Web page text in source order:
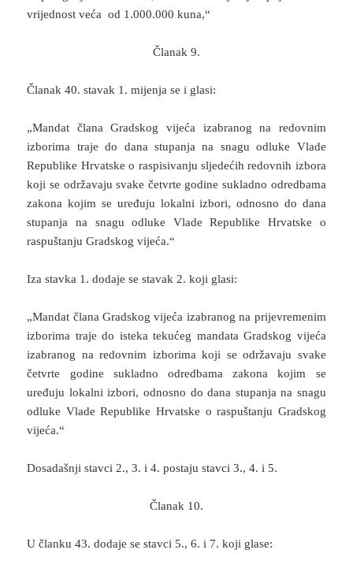
vrijednost veća od 1.000.000 kuna,“
Članak 9.
Članak 40. stavak 1. mijenja se i glasi:
„Mandat člana Gradskog vijeća izabranog na redovnim
izborima traje do dana stupanja na snagu odluke Vlade
Republike Hrvatske o raspisivanju sljedećih redovnih izbora
koji se održavaju svake četvrte godine sukladno odredbama
zakona kojim se uređuju lokalni izbori, odnosno do dana
stupanja na snagu odluke Vlade Republike Hrvatske o
raspuštanju Gradskog vijeća.“
Iza stavka 1. dodaje se stavak 2. koji glasi:
„Mandat člana Gradskog vijeća izabranog na prijevremenim
izborima traje do isteka tekućeg mandata Gradskog vijeća
izabranog na redovnim izborima koji se održavaju svake
četvrte godine sukladno odredbama zakona kojim se
uređuju lokalni izbori, odnosno do dana stupanja na snagu
odluke Vlade Republike Hrvatske o raspuštanju Gradskog
vijeća.“
Dosadašnji stavci 2., 3. i 4. postaju stavci 3., 4. i 5.
Članak 10.
U članku 43. dodaje se stavci 5., 6. i 7. koji glase: